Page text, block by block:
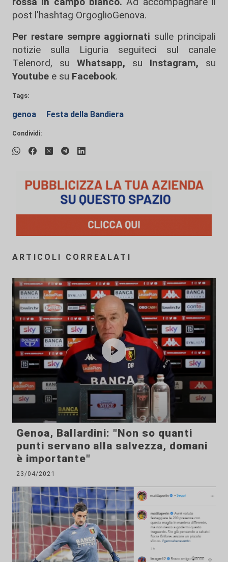
post l'hashtag OrgoglioGenova.
Per restare sempre aggiornati sulle principali
notizie sulla Liguria seguiteci sul canale
Telenord, su
Whatsapp, su Instagram, su
Youtube e su Facebook.
Tags:
genoa Festa della Bandiera
Condividi:
ARTICOLI CORREALATI
Genoa, Ballardini: "Non so quanti
punti servano alla salvezza, domani
è importante"
23/04/2021